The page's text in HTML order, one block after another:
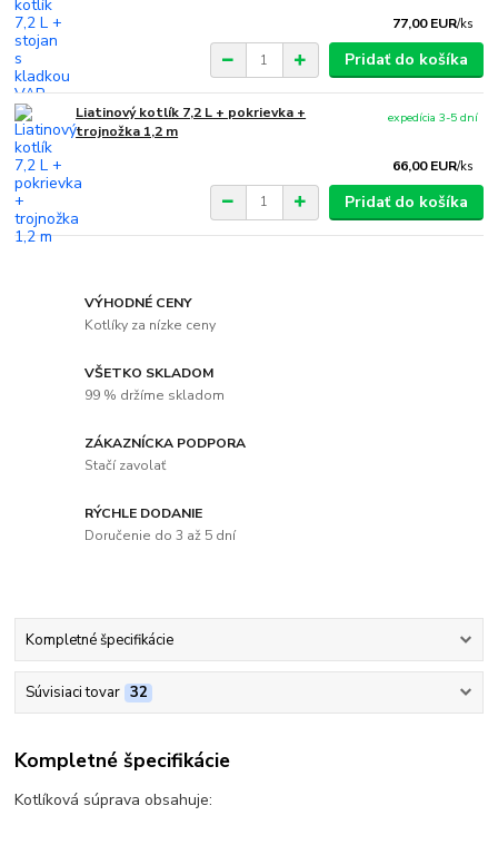
77,00 EUR/ks
Pridať do košíka
Liatinový kotlík 7,2 L + pokrievka +
trojnožka 1,2 m
66,00 EUR/ks
expedícia 3-5 dní
Pridať do košíka
VÝHODNÉ CENY
Kotlíky za nízke ceny
VŠETKO SKLADOM
99 % držíme skladom
ZÁKAZNÍCKA PODPORA
Stačí zavolať
RÝCHLE DODANIE
Doručenie do 3 až 5 dní
Kompletné špecifikácie
Súvisiaci tovar 32
Kompletné špecifikácie
Kotlíková súprava obsahuje: